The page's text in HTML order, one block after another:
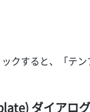
クすると、「テ
ダイアログ